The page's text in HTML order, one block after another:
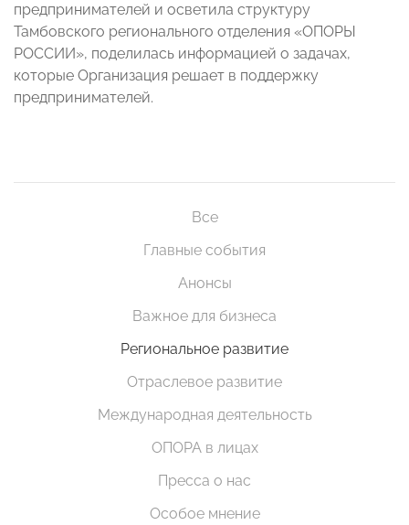
предпринимателей и осветила структуру
Тамбовского регионального отделения «ОПОРЫ
РОССИИ», поделилась информацией о задачах,
которые Организация решает в поддержку
предпринимателей.
Все
Главные события
Анонсы
Важное для бизнеса
Региональное развитие
Отраслевое развитие
Международная деятельность
ОПОРА в лицах
Пресса о нас
Особое мнение